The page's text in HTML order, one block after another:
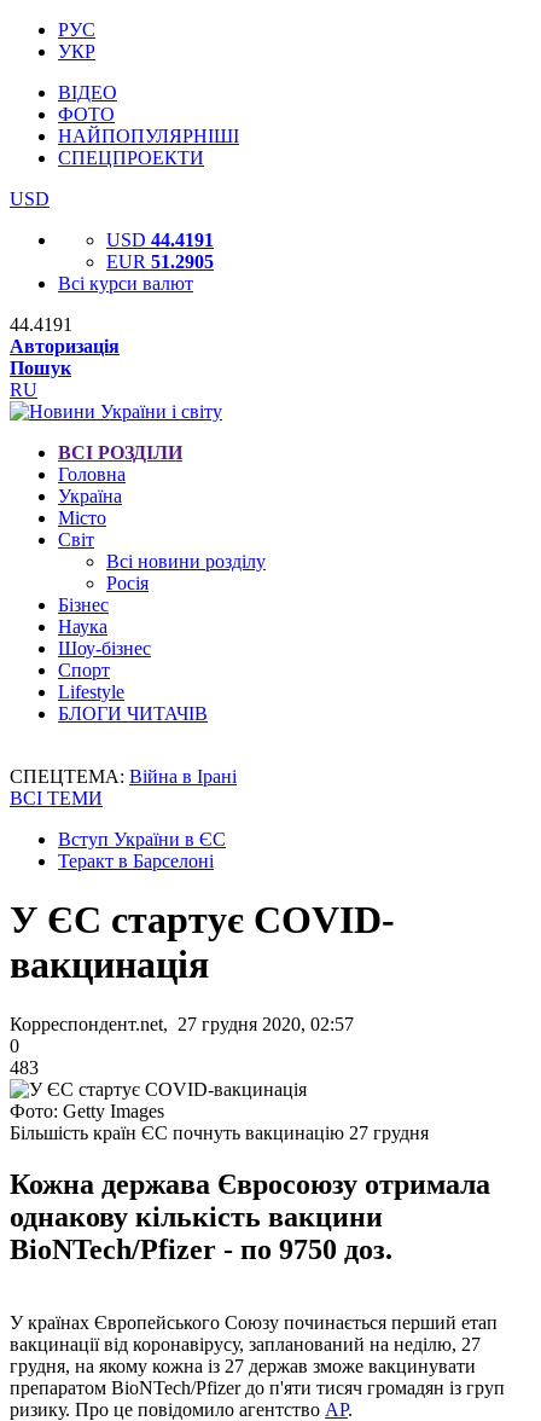
РУС
УКР
ВІДЕО
ФОТО
НАЙПОПУЛЯРНІШІ
СПЕЦПРОЕКТИ
USD
USD 44.4191
EUR 51.2905
Всі курси валют
44.4191
Авторизація
Пошук
RU
ВСІ РОЗДІЛИ
Головна
Україна
Місто
Світ
Всі новини розділу
Росія
Бізнес
Наука
Шоу-бізнес
Спорт
Lifestyle
БЛОГИ ЧИТАЧІВ
СПЕЦТЕМА: Війна в Ірані
ВСІ ТЕМИ
Вступ України в ЄС
Теракт в Барселоні
У ЄС стартує COVID-
вакцинація
Корреспондент.net, 27 грудня 2020, 02:57
0
483
Фото: Getty Images
Більшість країн ЄС почнуть вакцинацію 27 грудня
Кожна держава Євросоюзу отримала
однакову кількість вакцини
BioNTech/Pfizer - по 9750 доз.
У країнах Європейського Союзу починається перший етап
вакцинації від коронавірусу, запланований на неділю, 27
грудня, на якому кожна із 27 держав зможе вакцинувати
препаратом BioNTech/Pfizer до п'яти тисяч громадян із груп
ризику. Про це повідомило агентство АР.